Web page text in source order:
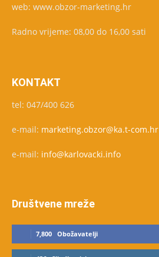
web: www.obzor-marketing.hr
Radno vrijeme: 08,00 do 16,00 sati
KONTAKT
tel: 047/400 626
e-mail: marketing.obzor@ka.t-com.hr
e-mail: info@karlovacki.info
Društvene mreže
7,800 Obožavatelji